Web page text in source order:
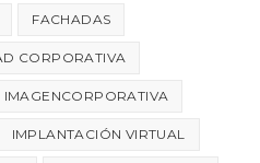
FACHADAS
CORPORATIVA
IMAGENCORPORATIVA
IMPLANTACIÓN VIRTUAL